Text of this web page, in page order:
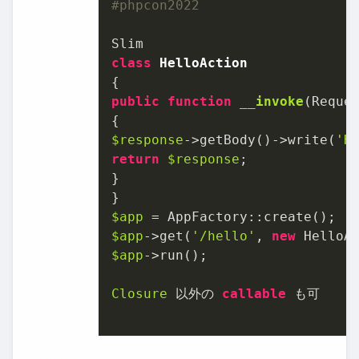
#phpcon2022
class
HelloAction
public
function __invoke (
$response->getBody()->write(
return
$response ;
}
$app
$app->get( '/hello' , new
$app->run();
Closure 以外の callable も可